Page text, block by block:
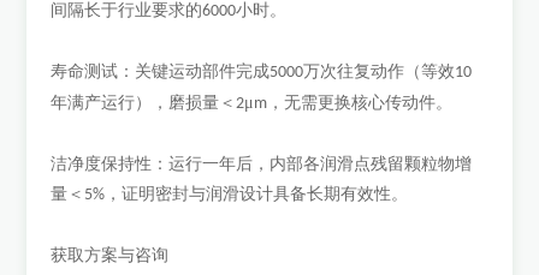
间隔长于行业要求的6000小时。
寿命测试：关键运动部件完成5000万次往复动作（等效10
年满产运行），磨损量＜2μm ，无需更换核心传动件。
洁净度保持性：运行一年后，内部各润滑点残留颗粒物增
量＜ 5% ，证明密封与润滑设计具备长期有效性。
获取方案与咨询